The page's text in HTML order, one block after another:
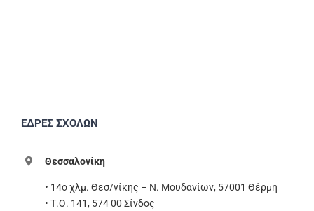
ΕΔΡΕΣ ΣΧΟΛΩΝ
Θεσσαλονίκη
• 14ο χλμ. Θεσ/νίκης – Ν. Μουδανίων, 57001 Θέρμη
• Τ.Θ. 141, 574 00 Σίνδος